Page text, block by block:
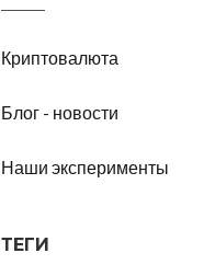
Криптовалюта
Блог - новости
Наши эксперименты
ТЕГИ